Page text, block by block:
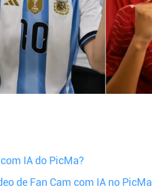
IA do PicMa?
de Fan Cam com IA no PicMa